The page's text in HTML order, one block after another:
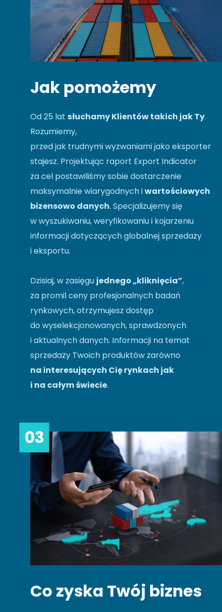
Jak pomożemy
Od 25 lat słuchamy Klientów takich jak Ty.
Rozumiemy,
przed jak trudnymi wyzwaniami jako eksporter
stajesz. Projektując raport Export Indicator
za cel postawiliśmy sobie dostarczenie
maksymalnie wiarygodnych iwartościowych
bizensowo danych. Specjalizujemy się
w wyszukiwaniu, weryfikowaniu i kojarzeniu
informacji dotyczących globalnej sprzedaży
i eksportu.
Dzisiaj, w zasięgu jednego „kliknięcia”,
za promil ceny profesjonalnych badań
rynkowych, otrzymujesz dostęp
do wyselekcjonowanych, sprawdzonych
i aktualnych danych. Informacji na temat
sprzedaży Twoich produktów zarówno
na interesujących Cię rynkach jak
i na całym świecie.
03
Co zyska Twój biznes